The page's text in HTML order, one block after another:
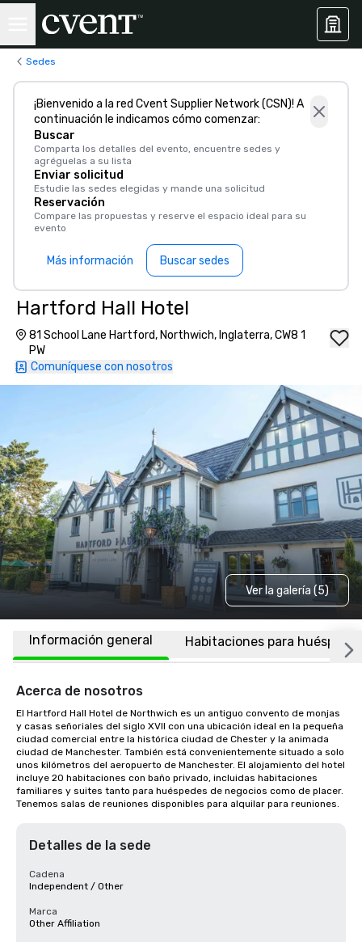
Sedes
¡Bienvenido a la red Cvent Supplier Network (CSN)! A
continuación le indicamos cómo comenzar:
Buscar
Comparta los detalles del evento, encuentre sedes y
agréguelas a su lista
Enviar solicitud
Estudie las sedes elegidas y mande una solicitud
Reservación
Compare las propuestas y reserve el espacio ideal para su
evento
Más información Buscar sedes
Hartford Hall Hotel
81 School Lane Hartford, Northwich, Inglaterra, CW8 1
PW
Comuníquese con nosotros
Ver la galería (5)
Información general Habitaciones para
Acerca de nosotros
El Hartford Hall Hotel de Northwich es un antiguo convento de monjas
y casas señoriales del siglo XVII con una ubicación ideal en la pequeña
ciudad comercial entre la histórica ciudad de Chester y la animada
ciudad de Manchester. También está convenientemente situado a solo
unos kilómetros del aeropuerto de Manchester. El alojamiento del hotel
incluye 20 habitaciones con baño privado, incluidas habitaciones
familiares y suites tanto para huéspedes de negocios como de placer.
Tenemos salas de reuniones disponibles para alquilar para reuniones.
Detalles de la sede
Cadena
Independent / Other
Marca
Other Affiliation